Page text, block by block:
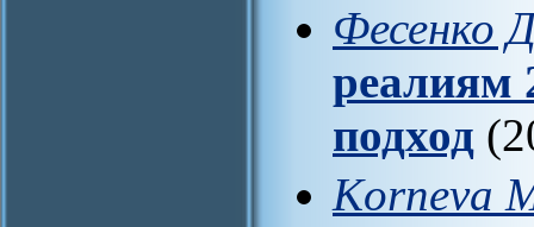
Фесенко
реалиям
подход
Korneva